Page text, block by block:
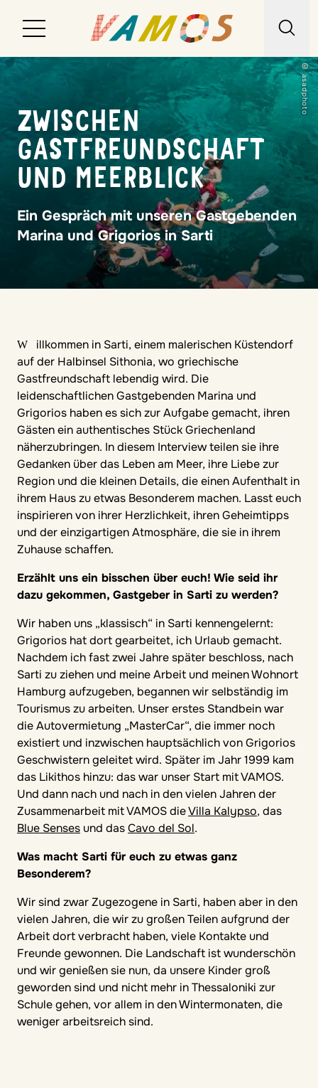
Reiseart
Über uns
Kontakt
© asadphoto
ZWISCHEN
GASTFREUNDSCHAFT
UND MEERBLICK
Ein Gespräch mit unseren Gastgebenden
Marina und Grigorios in Sarti
Willkommen in Sarti, einem malerischen Küstendorf
auf der Halbinsel Sithonia, wo griechische
Gastfreundschaft lebendig wird. Die
leidenschaftlichen Gastgebenden Marina und
Grigorios haben es sich zur Aufgabe gemacht, ihren
Gästen ein authentisches Stück Griechenland
näherzubringen. In diesem Interview teilen sie ihre
Gedanken über das Leben am Meer, ihre Liebe zur
Region und die kleinen Details, die einen Aufenthalt in
ihrem Haus zu etwas Besonderem machen. Lasst euch
inspirieren von ihrer Herzlichkeit, ihren Geheimtipps
und der einzigartigen Atmosphäre, die sie in ihrem
Zuhause schaffen.
Erzählt uns ein bisschen über euch! Wie seid ihr
dazu gekommen, Gastgeber in Sarti zu werden?
Wir haben uns „klassisch“ in Sarti kennengelernt:
Grigorios hat dort gearbeitet, ich Urlaub gemacht.
Nachdem ich fast zwei Jahre später beschloss, nach
Sarti zu ziehen und meine Arbeit und meinen Wohnort
Hamburg aufzugeben, begannen wir selbständig im
Tourismus zu arbeiten. Unser erstes Standbein war
die Autovermietung „MasterCar“, die immer noch
existiert und inzwischen hauptsächlich von Grigorios
Geschwistern geleitet wird. Später im Jahr 1999 kam
das Likithos hinzu: das war unser Start mit VAMOS.
Und dann nach und nach in den vielen Jahren der
Zusammenarbeit mit VAMOS dieVilla Kalypso, das
Blue Senses und dasCavo del Sol.
Was macht Sarti für euch zu etwas ganz
Besonderem?
Wir sind zwar Zugezogene in Sarti, haben aber in den
vielen Jahren, die wir zu großen Teilen aufgrund der
Arbeit dort verbracht haben, viele Kontakte und
Freunde gewonnen. Die Landschaft ist wunderschön
und wir genießen sie nun, da unsere Kinder groß
geworden sind und nicht mehr in Thessaloniki zur
Schule gehen, vor allem in den Wintermonaten, die
weniger arbeitsreich sind.